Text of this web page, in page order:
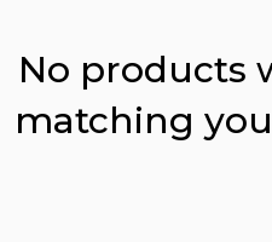
No products
matching